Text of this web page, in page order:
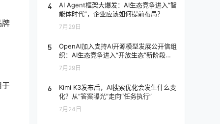
牌
于
4
AI Agent框架大爆发：AI生态竞争进入“智
能体时代”，企业应该如何提前布局？
7月29日
5
OpenAI加入支持AI开源模型发展公开信组
织：AI生态竞争进入“开放生态”新阶段，
企业应该如何应对？
7月29日
6
Kimi K3发布后，AI搜索优化会发生什么变
化？从“答案曝光”走向“任务执行”
7月24日